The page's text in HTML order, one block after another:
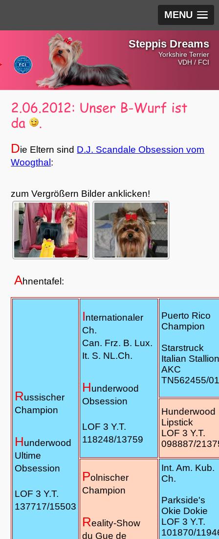
MENU
Steppis Dreams
Yorkshire Terrier
VDH / FCI
Die Eltern sind D.J. Scandale Obsession vom
Woogthal:
zum Vergrößern Bilder anklicken!
Ahnentafel:
Russischer
Champion
Hunderwood
Ultime
Obsession
LOF 3 Y.T.
137717/15503
Internationaler
Ch.
Can. Frz. B. Lux.
It. S. NL.Ch.
Hunderwood
Obsession
LOF 3 Y.T.
118248/13759
Puerto Rico
Champion
Starstruck
Italian
AKC
TN562455/
Hunderwood
Lipstick
LOF 3 Y.T.
098887/
Polnischer
Champion
Reality-Show
du Gue de
Int. Am. Kub.
Ch.
Parkside's
Okie Dokie
LOF 3 Y.T.
101870/